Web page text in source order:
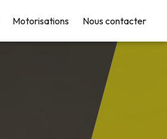
Motorisations Nous contacter